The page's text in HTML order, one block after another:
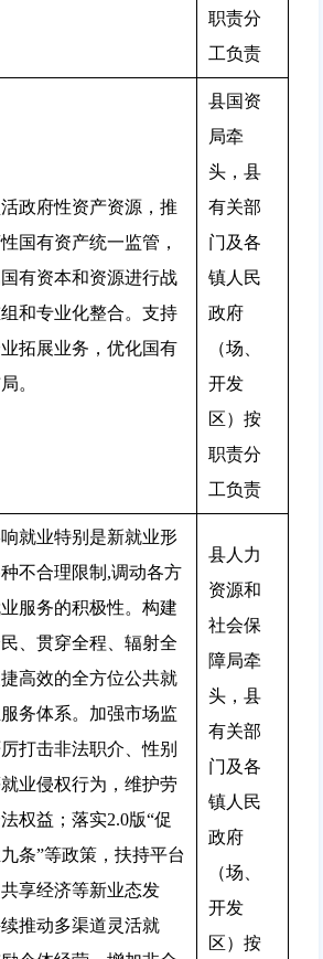
职责分
工负责
政府性资产资源，推
国有资产统一监管，
有资本和资源进行战
和专业化整合。支持
拓展业务，优化国有
。
县国资
局牵
头，县
有关部
门及各
镇人民
政府
（场、
开发
区）按
职责分
工负责
就业特别是新就业形
不合理限制,调动各方
服务的积极性。构建
、贯穿全程、辐射全
高效的全方位公共就
务体系。加强市场监
打击非法职介、性别
业侵权行为，维护劳
权益；落实2.0版“促
条”等政策，扶持平台
享经济等新业态发
推动多渠道灵活就
县人力
资源和
社会保
障局牵
头，县
有关部
门及各
镇人民
政府
（场、
开发
区）按